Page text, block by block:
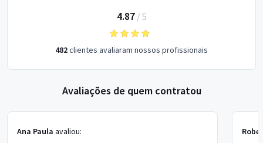
4.87/ 5
482clientes avaliaram nossos profissionais
Avaliações de quem contratou
Ana Paula avaliou: